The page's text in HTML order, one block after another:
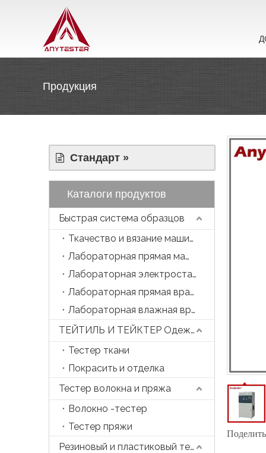
Продукция
Стандарт »
Каталоги продуктов
Быстрая система образцов
Ткачество и вязание машина
Лабораторная прямая машина
Лабораторная электростатическая прядильная машина
Лабораторная прямая вращающаяся машина
Лабораторная влажная вращающаяся машина
ТЕЙТИЛЬ И ТЕЙКТЕР Одежда
Тестер ткани
Покрасить и отделка
Тестер волокна и пряжа
Волокно -тестер
Тестер пряжи
Резиновый и пластиковый тестер